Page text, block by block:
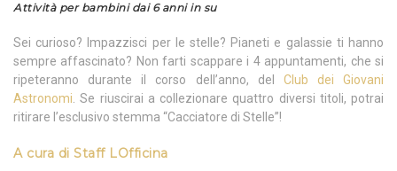
Attività per bambini dai 6 anni in su
Sei curioso? Impazzisci per le stelle? Pianeti e galassie ti hanno
sempre affascinato? Non farti scappare i 4 appuntamenti, che si
ripeteranno durante il corso dell’anno, del Club dei Giovani
Astronomi . Se riuscirai a collezionare quattro diversi titoli, potrai
ritirare l’esclusivo stemma “Cacciatore di Stelle”!
A cura di Staff LOfficina